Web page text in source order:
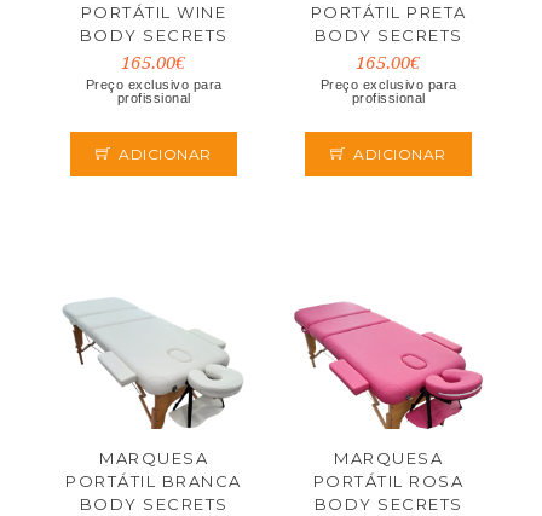
PORTÁTIL WINE
BODY SECRETS
165.00€
Preço exclusivo para
profissional
ADICIONAR
PORTÁTIL PRETA
BODY SECRETS
165.00€
Preço exclusivo para
profissional
ADICIONAR
MARQUESA
PORTÁTIL BRANCA
BODY SECRETS
MARQUESA
PORTÁTIL ROSA
BODY SECRETS